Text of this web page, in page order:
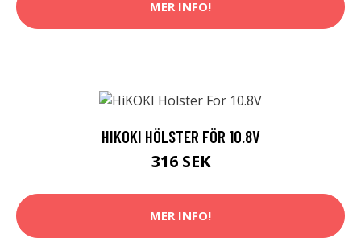
MER INFO!
HIKOKI HÖLSTER FÖR 10.8V
316 SEK
MER INFO!